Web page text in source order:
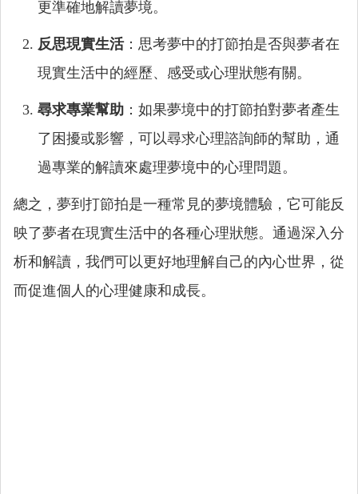
更準確地解讀夢境。
反思現實生活：思考夢中的打節拍是否與夢者在
現實生活中的經歷、感受或心理狀態有關。
尋求專業幫助 ：如果夢境中的打節拍對夢者產生
了困擾或影響，可以尋求心理諮詢師的幫助，通
過專業的解讀來處理夢境中的心理問題。
總之，夢到打節拍是一種常見的夢境體驗，它可能反
映了夢者在現實生活中的各種心理狀態。通過深入分
析和解讀，我們可以更好地理解自己的內心世界，從
而促進個人的心理健康和成長。